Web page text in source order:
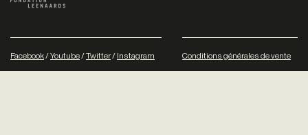
Facebook/Youtube/Twitter/ Instagram Conditions générales de vente